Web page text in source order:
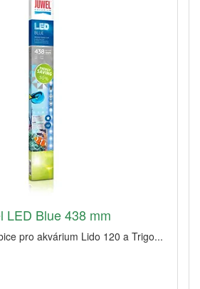
LED Blue 438 mm
pro akvárium Lido 120 a Trigo...